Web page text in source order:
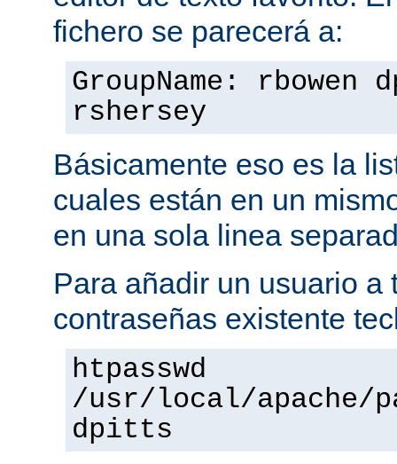
fichero se parecerá a:
GroupName: rbowen
rshersey
Básicamente eso es la
cuales están en un
en una sola linea
Para añadir un usuario a
contraseñas existente
htpasswd
/usr/local/apache/
dpitts